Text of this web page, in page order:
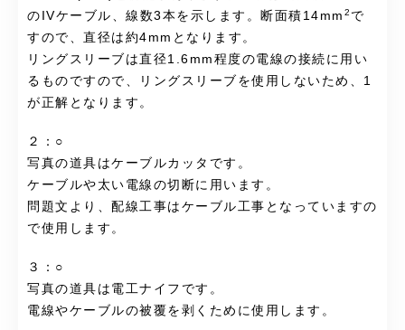
のIVケーブル、線数3本を示します。断面積14mm 2 で
すので、直径は約4mmとなります。
リングスリーブは直径1.6mm程度の電線の接続に用い
るものですので、リングスリーブを使用しないため、1
が正解となります。
２：○
写真の道具はケーブルカッタです。
ケーブルや太い電線の切断に用います。
問題文より、配線工事はケーブル工事となっていますの
で使用します。
３：○
写真の道具は電工ナイフです。
電線やケーブルの被覆を剥くために使用します。